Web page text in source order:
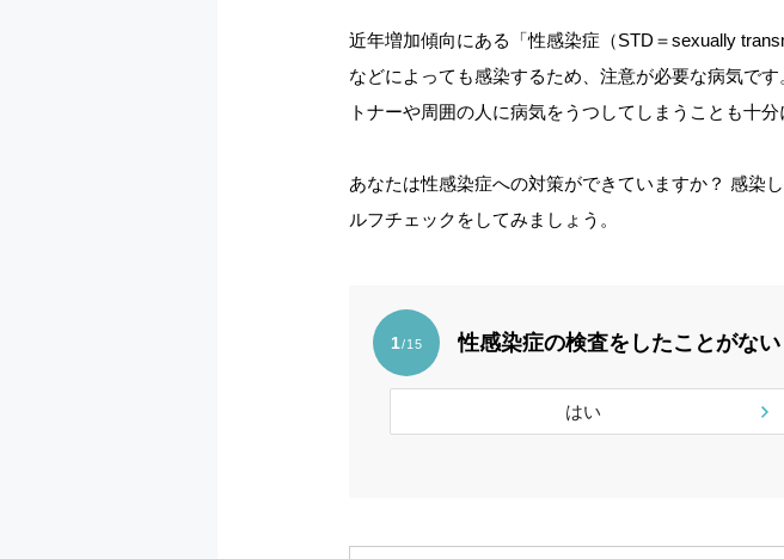
近年増加傾向にある「性感染症（STD＝sexually
などによっても感染するため、注意が必要な病気で
トナーや周囲の人に病気をうつしてしまうことも十分
あなたは性感染症への対策ができていますか？ 感染
ルフチェックをしてみましょう。
1/15 性感染症の検査をしたことがない
はい